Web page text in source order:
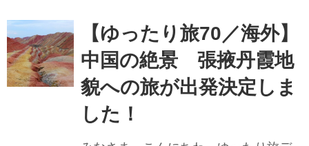
期間限定で紫の絶景がご覧いただけま
す！ 次に咲くのは12年後、、、この機
会に訪れておきたいです！ 避暑地 ムン
ナール この絶景が見られるのは南イン
ドの山岳地帯、避暑地として知られる
【ゆったり旅70／海外】
中国の絶景 張掖丹霞地
貌への旅が出発決定しま
した！